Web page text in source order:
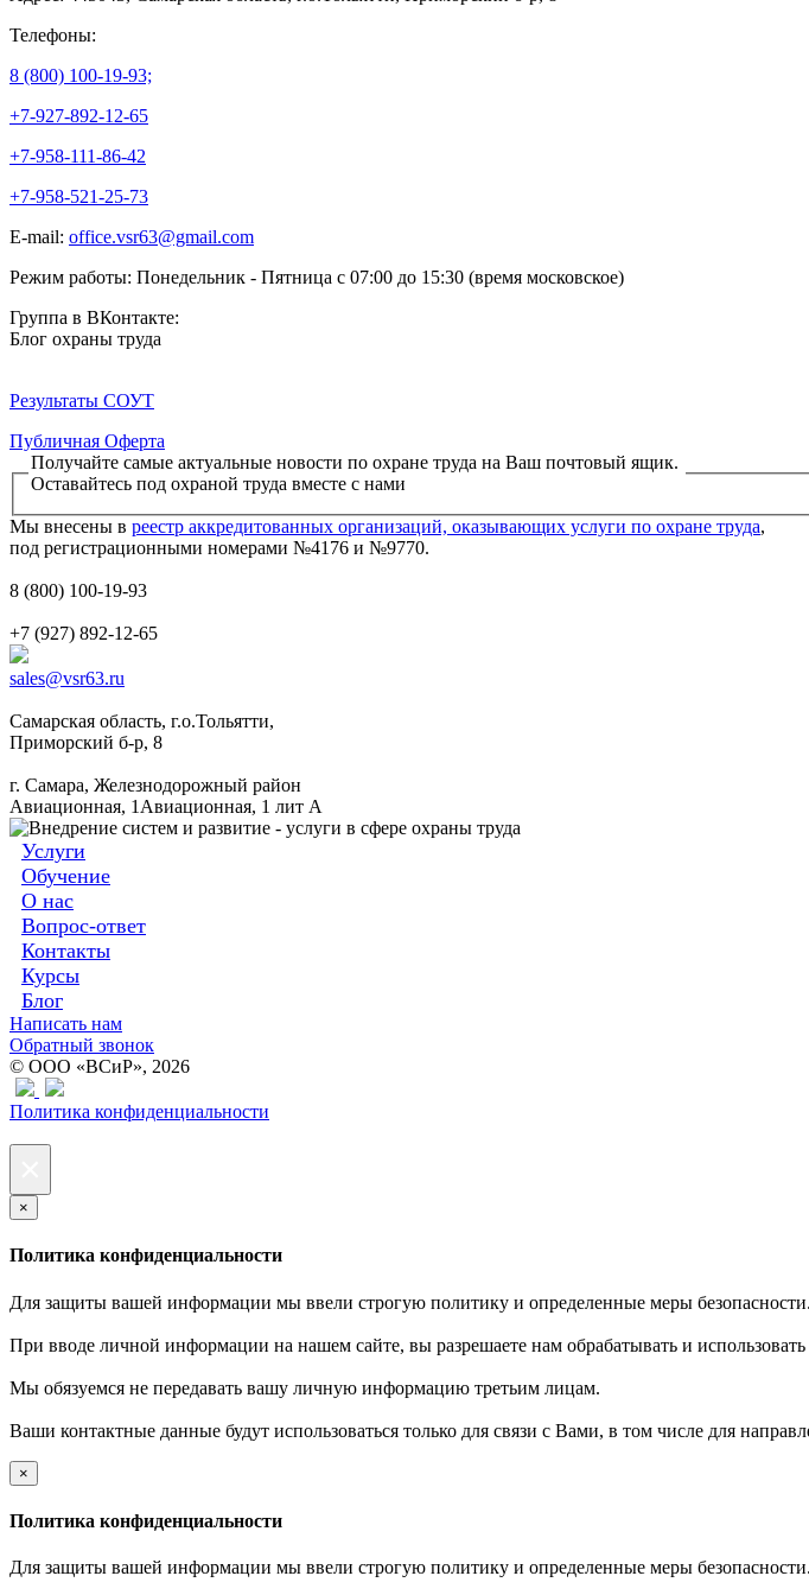
Телефоны:
8 (800) 100-19-93;
+7-927-892-12-65
+7-958-111-86-42
+7-958-521-25-73
E-mail: office.vsr63@gmail.com
Режим работы: Понедельник - Пятница с 07:00 до 15:30 (время московское)
Группа в ВКонтакте:
Блог охраны труда
Результаты СОУТ
Публичная Оферта
Получайте самые актуальные новости по охране труда на Ваш почтовый ящик.
Оставайтесь под охраной труда вместе с нами
Мы внесены в реестр аккредитованных организаций, оказывающих услуги по охране труда,
под регистрационными номерами №4176 и №9770.
8 (800) 100-19-93
+7 (927) 892-12-65
sales@vsr63.ru
Самарская область, г.о.Тольятти,
Приморский б-р, 8
г. Самара, Железнодорожный район
Авиационная, 1Авиационная, 1 лит А
Услуги
Обучение
О нас
Вопрос-ответ
Контакты
Курсы
Блог
Написать нам
Обратный звонок
© ООО «ВСиР», 2026
Политика конфиденциальности
×
Политика конфиденциальности
Для защиты вашей информации мы ввели строгую политику и определенные меры безопасности.
При вводе личной информации на нашем сайте, вы разрешаете нам обрабатывать и
Мы обязуемся не передавать вашу личную информацию третьим лицам.
Ваши контактные данные будут использоваться только для связи с Вами, в том числе для
×
Политика конфиденциальности
Для защиты вашей информации мы ввели строгую политику и определенные меры безопасности.